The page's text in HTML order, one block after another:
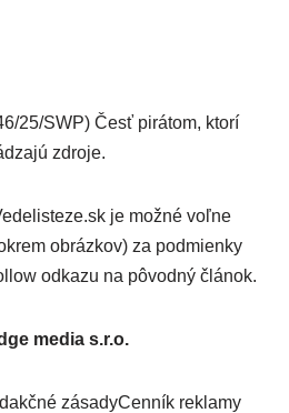
25/SWP) Česť pirátom, ktorí
zdroje.
je možné voľne
obrázkov) za podmienky
odkazu na pôvodný článok.
media s.r.o.
zásadyCenník reklamy